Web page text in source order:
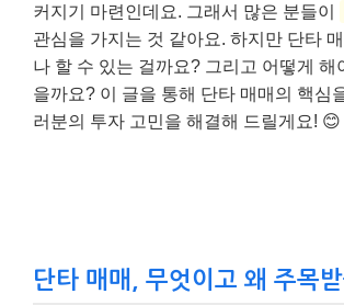
커지기 마련인데요. 그래서 많은 분들이
관심을 가지는 것 같아요. 하지만 단타
나 할 수 있는 걸까요? 그리고 어떻게 해
을까요? 이 글을 통해 단타 매매의 핵심
러분의 투자 고민을 해결해 드릴게요! 😊
단타 매매, 무엇이고 왜 주목